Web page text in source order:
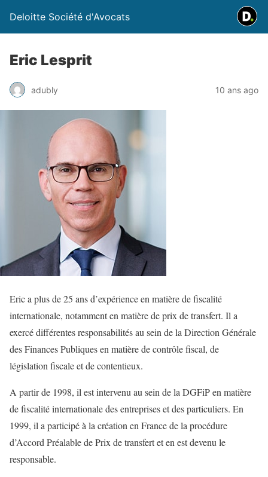
Deloitte Société d'Avocats
Eric Lesprit
adubly 10 ans ago
Eric a plus de 25 ans d’expérience en matière de fiscalité
internationale, notamment en matière de prix de transfert. Il a
exercé différentes responsabilités au sein de la Direction Générale
des Finances Publiques en matière de contrôle fiscal, de
législation fiscale et de contentieux.
A partir de 1998, il est intervenu au sein de la DGFiP en matière
de fiscalité internationale des entreprises et des particuliers. En
1999, il a participé à la création en France de la procédure
d’Accord Préalable de Prix de transfert et en est devenu le
responsable.